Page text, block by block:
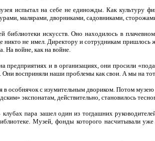
испытал на себе не единожды. Как культуру
малярами, дворниками, садовниками,
библиотеки искусств. Оно находилось в
не имел. Директору и сотрудникам
На войне, как на войне.
и в организациях, они просили
восприняли наши проблемы как свои. А мы на
особнячок с изумительным двориком. Потом
экспонатам, действительно, становилось
пара зашел один из тогдашних
Музей, фонды которого насчитывали